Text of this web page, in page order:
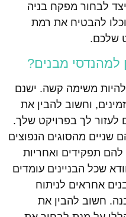
לבחור מפקח בניה
להבטיח את רמת
שלכם.
למהנדסי מבנים?
משימה קשה. ישנם
וחשוב להבין את
לעזור לך בפרויקט שלך.
שניים מהסוגים הנפוצים
תפקידים ואחריות
שכל הבניינים עומדים
אחראים לניתוח
חשוב להבין את